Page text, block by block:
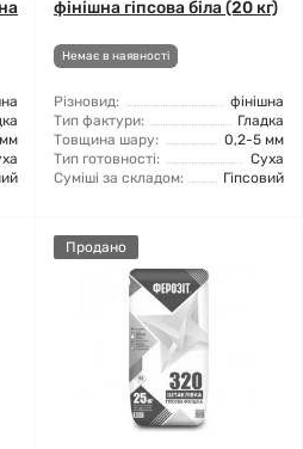
фінішна гіпсова біла (20 кг)
Немає в наявності
Різновид:
фінішна
Тип фактури:
Гладка
Товщина шару:
0,2-5 мм
Тип готовності:
Суха
Суміші за складом:
Гіпсовий
Продано